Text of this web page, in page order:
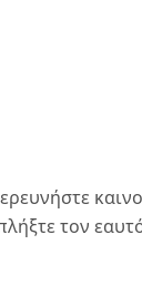
τον